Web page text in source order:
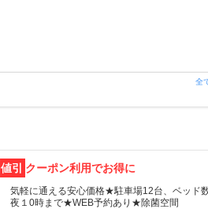
全
値引 クーポン利用でお得に
気軽に通える安心価格★駐車場12台、ベッド
夜１0時まで★WEB予約あり★除菌空間